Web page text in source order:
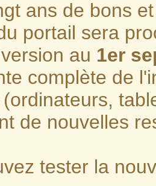
ans de bons
portail sera
au 1er
complète de
de nouvelles
tester la